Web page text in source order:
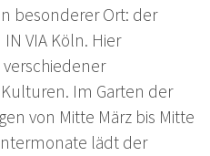
besonderer Ort: der
VIA Köln. Hier
Im Garten der
von Mitte März bis Mitte
lädt der